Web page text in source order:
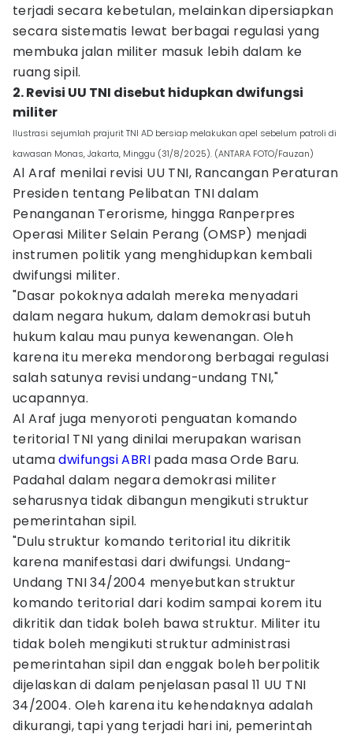
terjadi secara kebetulan, melainkan dipersiapkan
secara sistematis lewat berbagai regulasi yang
membuka jalan militer masuk lebih dalam ke
ruang sipil.
2. Revisi UU TNI disebut hidupkan dwifungsi
militer
Ilustrasi sejumlah prajurit TNI AD bersiap melakukan apel sebelum patroli di
kawasan Monas, Jakarta, Minggu (31/8/2025). (ANTARA FOTO/Fauzan)
Al Araf menilai revisi UU TNI, Rancangan Peraturan
Presiden tentang Pelibatan TNI dalam
Penanganan Terorisme, hingga Ranperpres
Operasi Militer Selain Perang (OMSP) menjadi
instrumen politik yang menghidupkan kembali
dwifungsi militer.
"Dasar pokoknya adalah mereka menyadari
dalam negara hukum, dalam demokrasi butuh
hukum kalau mau punya kewenangan. Oleh
karena itu mereka mendorong berbagai regulasi
salah satunya revisi undang-undang TNI,"
ucapannya.
Al Araf juga menyoroti penguatan komando
teritorial TNI yang dinilai merupakan warisan
utamadwifungsi ABRI pada masa Orde Baru.
Padahal dalam negara demokrasi militer
seharusnya tidak dibangun mengikuti struktur
pemerintahan sipil.
"Dulu struktur komando teritorial itu dikritik
karena manifestasi dari dwifungsi. Undang-
Undang TNI 34/2004 menyebutkan struktur
komando teritorial dari kodim sampai korem itu
dikritik dan tidak boleh bawa struktur. Militer itu
tidak boleh mengikuti struktur administrasi
pemerintahan sipil dan enggak boleh berpolitik
dijelaskan di dalam penjelasan pasal 11 UU TNI
34/2004. Oleh karena itu kehendaknya adalah
dikurangi, tapi yang terjadi hari ini, pemerintah